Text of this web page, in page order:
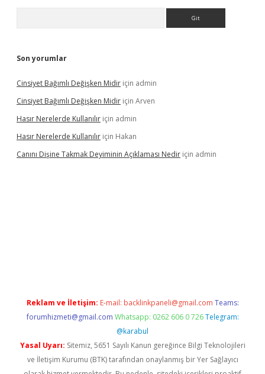
Son yorumlar
Cinsiyet Bağımlı Değişken Midir için admin
Cinsiyet Bağımlı Değişken Midir için Arven
Hasır Nerelerde Kullanılır için admin
Hasır Nerelerde Kullanılır için Hakan
Canını Dişine Takmak Deyiminin Açıklaması Nedir için admin
Reklam ve İletişim: E-mail: backlinkpaneli@gmail.com Teams:
forumhizmeti@gmail.com Whatsapp: 0262 606 0 726 Telegram:
@karabul
Yasal Uyarı: Sitemiz, 5651 Sayılı Kanun gereğince Bilgi Teknolojileri
ve İletişim Kurumu (BTK) tarafından onaylanmış bir Yer Sağlayıcı